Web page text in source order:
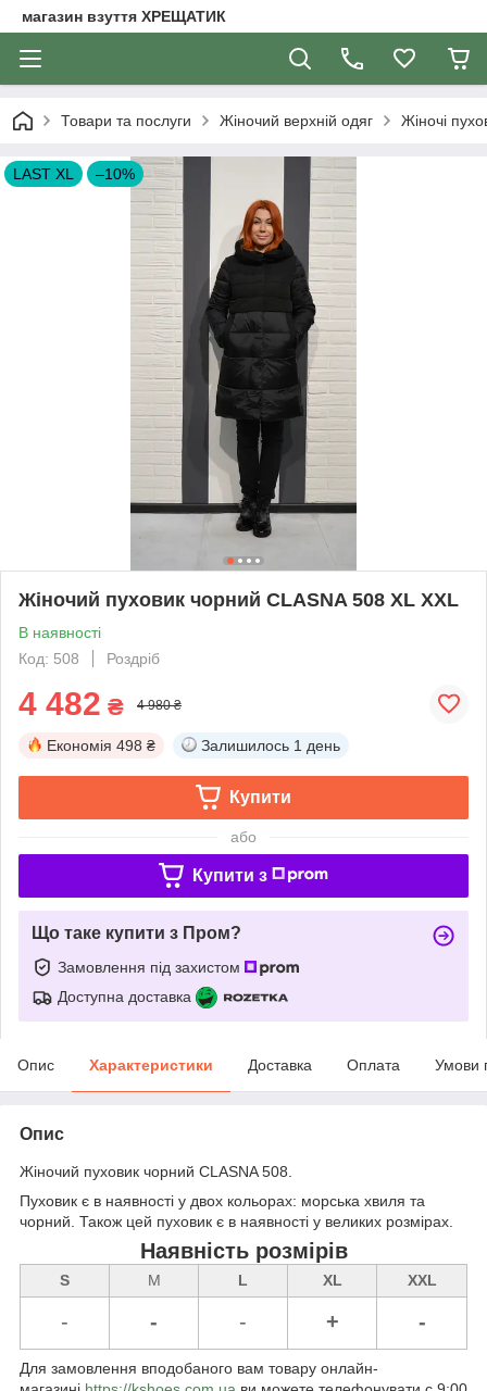
магазин взуття ХРЕЩАТИК
Товари та послуги Жіночий верхній одяг Жіночі
LAST XL –10%
Жіночий пуховик чорний CLASNA 508 XL XXL
В наявності
Код: 508
Роздріб
4 482 ₴ 4 980 ₴
Економія 498 ₴ Залишилось 1 день
Купити
або
Купити з
Що таке купити з Пром?
Замовлення під захистом
Доступна доставка
Опис Характеристики Доставка Оплата Умови
Опис
Жіночий пуховик чорний CLASNA 508.
Пуховик є в наявності у двох кольорах: морська хвиля та
чорний. Також цей пуховик є в наявності у великих розмірах.
Наявність розмірів
S M L XL XXL
- - - + -
Для замовлення вподобаного вам товару онлайн-